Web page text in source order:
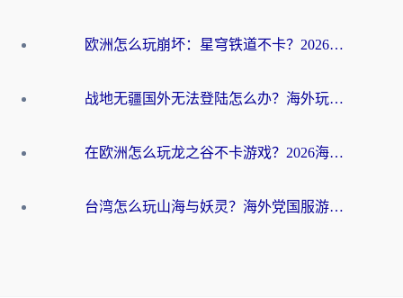
欧洲怎么玩崩坏：星穹铁道不卡？2026海外玩家国服游戏加速器终极攻略
战地无疆国外无法登陆怎么办？海外玩家国服畅玩终极指南（附欧服魔兽EVE加速方案）
在欧洲怎么玩龙之谷不卡游戏？2026海外党国服游戏加速全攻略
台湾怎么玩山海与妖灵？海外党国服游戏加速全攻略，告别延迟卡顿